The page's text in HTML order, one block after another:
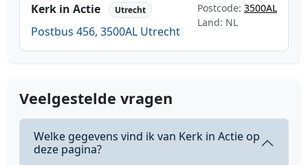
Kerk in Actie Utrecht
Postbus 456, 3500AL Utrecht
Postcode: 3500AL
Land: NL
Veelgestelde vragen
Welke gegevens vind ik van Kerk in Actie op
deze pagina?